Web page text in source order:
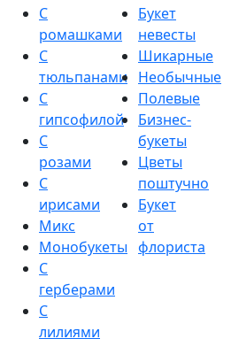
С
ромашками
С
тюльпанами
С
гипсофилой
С
розами
С
ирисами
Микс
Монобукеты
С
герберами
С
лилиями
Букет
невесты
Шикарные
Необычные
Полевые
Бизнес-
букеты
Цветы
поштучно
Букет
от
флориста